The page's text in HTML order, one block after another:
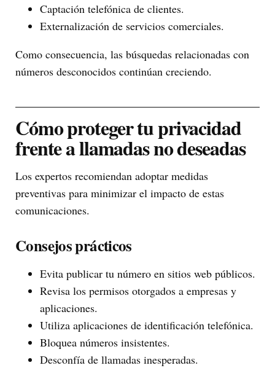
Captación telefónica de clientes.
Externalización de servicios comerciales.
Como consecuencia, las búsquedas relacionadas con
números desconocidos continúan creciendo.
Cómo proteger tu privacidad
frente a llamadas no deseadas
Los expertos recomiendan adoptar medidas
preventivas para minimizar el impacto de estas
comunicaciones.
Consejos prácticos
Evita publicar tu número en sitios web públicos.
Revisa los permisos otorgados a empresas y
aplicaciones.
Utiliza aplicaciones de identificación telefónica.
Bloquea números insistentes.
Desconfía de llamadas inesperadas.